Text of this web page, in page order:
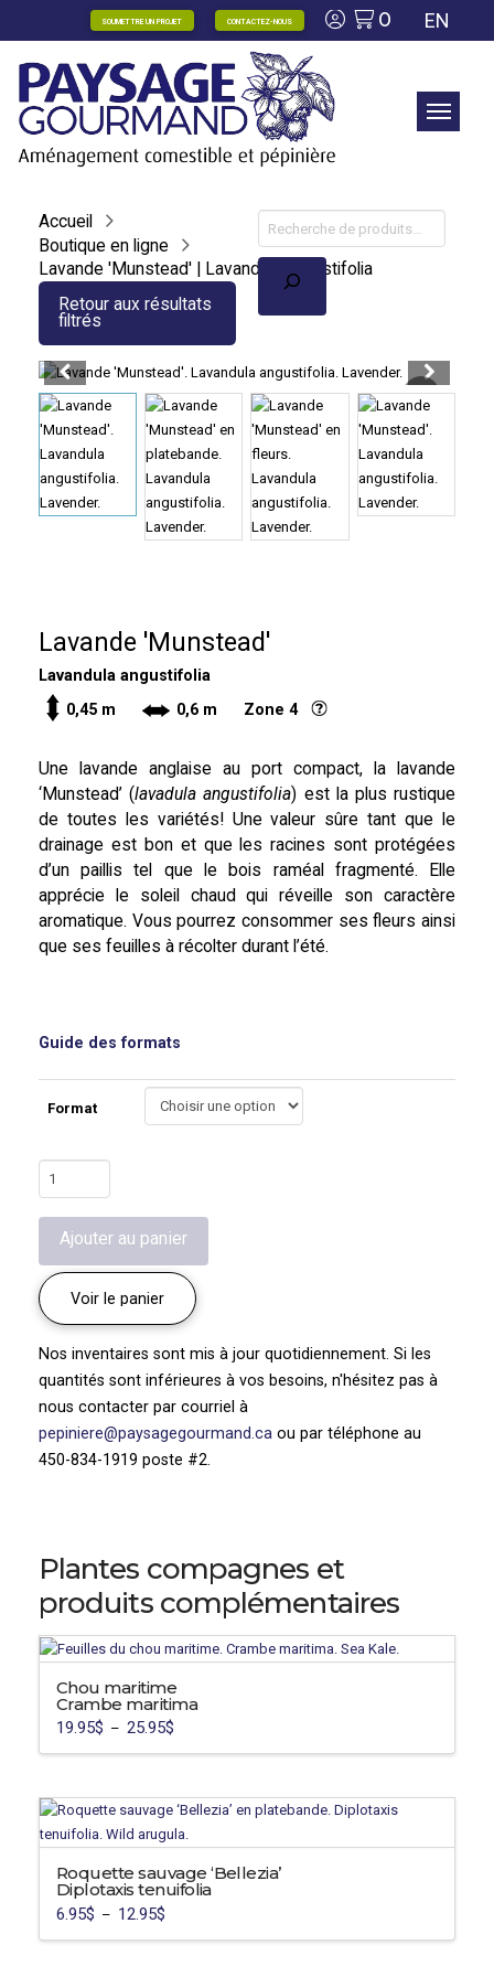
SOUMETTRE UN PROJET CONTACTEZ-NOUS 0 EN
Accueil
Boutique en ligne
Lavande 'Munstead' | Lavandula angustifolia
Retour aux résultats
filtrés
Recherche
Lavande 'Munstead'
Lavandula angustifolia
0,45 m
0,6 m Zone 4
Une lavande anglaise au port compact, la lavande
‘Munstead’ (lavadula angustifolia) est la plus rustique
de toutes les variétés! Une valeur sûre tant que le
drainage est bon et que les racines sont protégées
d’un paillis tel que le bois raméal fragmenté. Elle
apprécie le soleil chaud qui réveille son caractère
aromatique. Vous pourrez consommer ses fleurs ainsi
que ses feuilles à récolter durant l’été.
Guide des formats
Format
quantité
de
Lavande
'Munstead'
|
Lavandula
angustifolia
Ajouter au panier
Voir le panier
Nos inventaires sont mis à jour quotidiennement. Si les
quantités sont inférieures à vos besoins, n'hésitez pas à
nous contacter par courriel à
pepiniere@paysagegourmand.ca ou par téléphone au
450-834-1919 poste #2.
Plantes compagnes et
produits complémentaires
Chou maritime
Crambe maritima
19.95$ – 25.95$Plage
prix :
25.95$
a
plusieurs
variations.
Les
options
peuvent
être
Roquette sauvage ‘Bellezia’
Diplotaxis tenuifolia
6.95$ – 12.95$Plage
prix :